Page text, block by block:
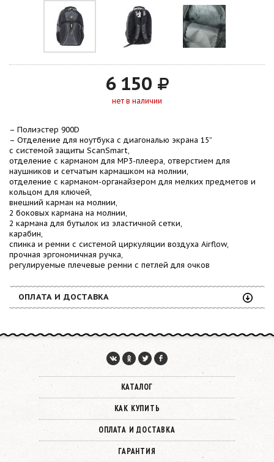
6 150
нет в наличии
– Полиэстер 900D
– Отделение для ноутбука с диагональю экрана 15”
с системой защиты ScanSmart,
отделение с карманом для MP3-плеера, отверстием для
наушников и сетчатым кармашком на молнии,
отделение с карманом-органайзером для мелких предметов и
кольцом для ключей,
внешний карман на молнии,
2 боковых кармана на молнии,
2 кармана для бутылок из эластичной сетки,
карабин,
спинка и ремни с системой циркуляции воздуха Airflow,
прочная эргономичная ручка,
регулируемые плечевые ремни с петлей для очков
ОПЛАТА И ДОСТАВКА
КАТАЛОГ
КАК КУПИТЬ
ОПЛАТА И ДОСТАВКА
ГАРАНТИЯ